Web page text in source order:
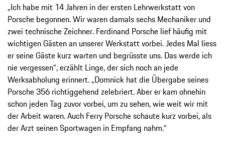
„Ich habe mit 14 Jahren in der ersten Lehrwerkstatt von
Porsche begonnen. Wir waren damals sechs Mechaniker und
zwei technische Zeichner. Ferdinand Porsche lief häufig mit
wichtigen Gästen an unserer Werkstatt vorbei. Jedes Mal liess
er seine Gäste kurz warten und begrüsste uns. Das werde ich
nie vergessen“, erzählt Linge, der sich noch an jede
Werksabholung erinnert. „Domnick hat die Übergabe seines
Porsche 356 richtiggehend zelebriert. Aber er kam ohnehin
schon jeden Tag zuvor vorbei, um zu sehen, wie weit wir mit
der Arbeit waren. Auch Ferry Porsche schaute kurz vorbei, als
der Arzt seinen Sportwagen in Empfang nahm.“